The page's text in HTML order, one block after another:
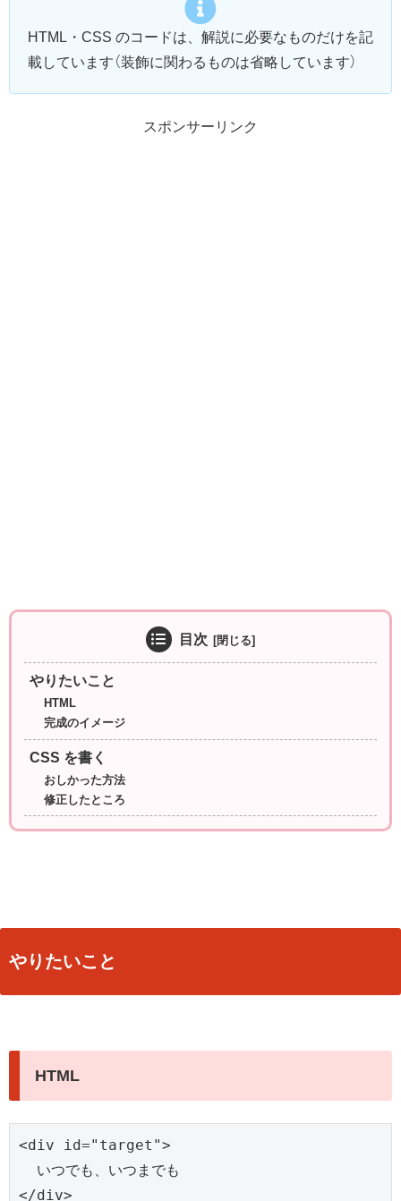
HTML・CSS のコードは、解説に必要なものだけを記
載しています（装飾に関わるものは省略しています）
スポンサーリンク
目次
やりたいこと
HTML
完成のイメージ
CSS を書く
おしかった方法
修正したところ
やりたいこと
HTML
<div id="target">
  いつでも、いつまでも
</div>